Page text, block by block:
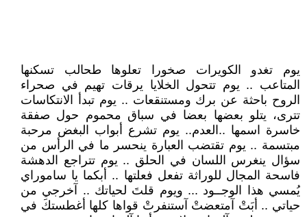
يوم تغدو الكويرات صخورا تعلوها طحالب تسكنها
المتاعب .. يوم تتحول الخلايا يرقات تهيم في صحراء
الروح باحثة عن برك ومستنقعات .. يوم تبدأ الانتكاسات
تترى، يتلو بعضها بعضا في سباق محموم حول صفقة
خاسرة اسمها ..العدم.. يوم تشرع أبواب البغض مرحبة
مبتسمة .. يوم تقتضب العبارة ينحسر ما في الرأس من
سؤال ينغرس اللسان في الحلق .. يوم تتراجع الدهشة
فاسحة المجال للوراثة تفعل فعلتها .. أبكما يا ساموراي
يُمسي هذا الوجــود ... ويوم قلتَ لحياتك .. آخرجي من
حياتي .. أبَتْ آمتعضتْ آستنفرتْ قواها كلها أغطستكَ في